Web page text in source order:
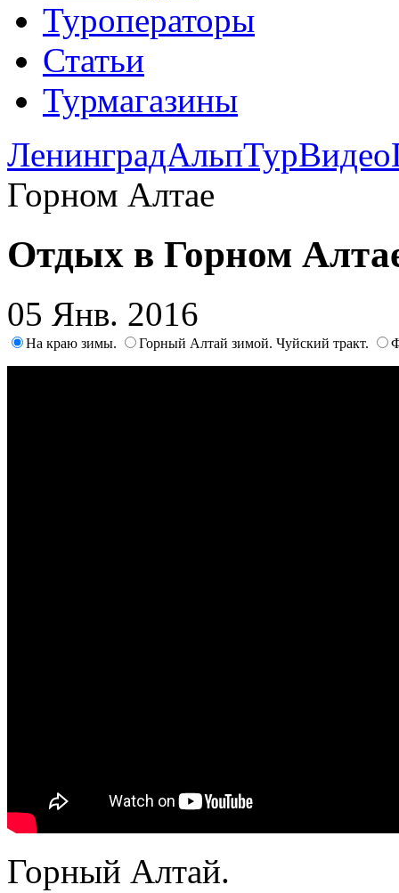
Туроператоры
Статьи
Турмагазины
ЛенинградАльпТурВидео
Горном Алтае
Отдых в Горном
05 Янв. 2016
На краю зимы. Горный Алтай зимой. Чуйский тракт.
Горный Алтай.